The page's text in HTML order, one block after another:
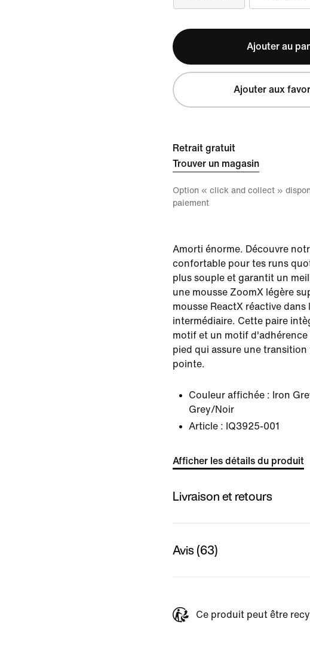
Ajouter au
Ajouter aux
Retrait gratuit
Trouver un magasin
Option « click and collect »
paiement
Amorti énorme. Découvre
confortable pour tes runs
plus souple et garantit un
une mousse ZoomX légère
mousse ReactX réactive dans
intermédiaire. Cette paire
motif et un motif d'adhérence
pied qui assure une
pointe.
Couleur affichée : Iron
Grey/Noir
Article : IQ3925-001
Afficher les détails du produit
Livraison et retours
Avis (63)
Ce produit peut être